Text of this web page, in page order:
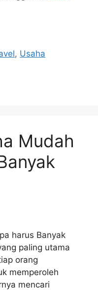
, Usaha
Mudah
harus Banyak
paling utama
orang
memperoleh
mencari